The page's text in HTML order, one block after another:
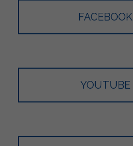
FACEBOOK
YOUTUBE